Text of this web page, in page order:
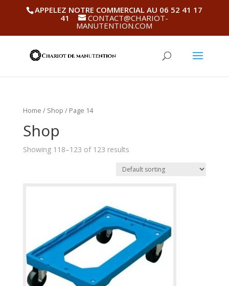
APPELEZ NOTRE COMMERCIAL AU 06 52 41 17
41
CONTACT@CHARIOT-
MANUTENTION.COM
Home / Shop / Page 14
Shop
Showing 118–123 of 123 results